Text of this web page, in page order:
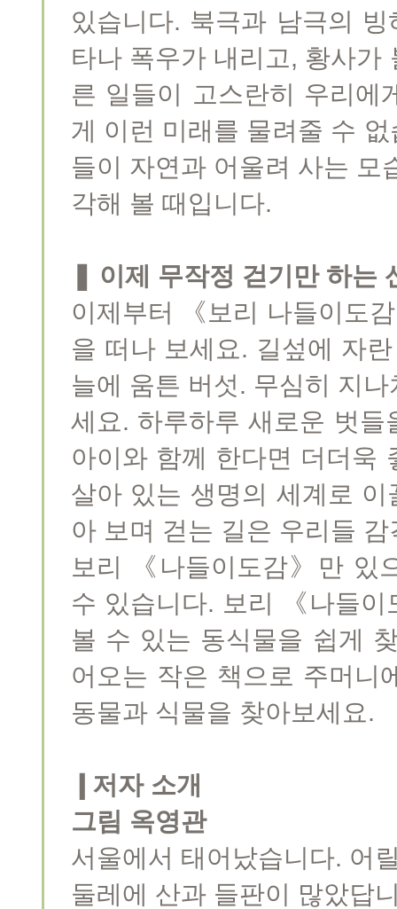
있습니다. 북극과 남극의
타나 폭우가 내리고, 황사가
른 일들이 고스란히 우리에
게 이런 미래를 물려줄 수
들이 자연과 어울려 사는 모
각해 볼 때입니다.
❚ 이제 무작정 걷기만 하는
이제부터 《보리 나들이도
을 떠나 보세요. 길섶에 자
늘에 움튼 버섯. 무심히 지
세요. 하루하루 새로운 벗
아이와 함께 한다면 더더욱
살아 있는 생명의 세계로
아 보며 걷는 길은 우리들
보리 《나들이도감》만 있
수 있습니다. 보리 《나들
볼 수 있는 동식물을 쉽게
어오는 작은 책으로 주머니
동물과 식물을 찾아보세요.
❙저자 소개
그림 옥영관
서울에서 태어났습니다. 어
둘레에 산과 들판이 많았답